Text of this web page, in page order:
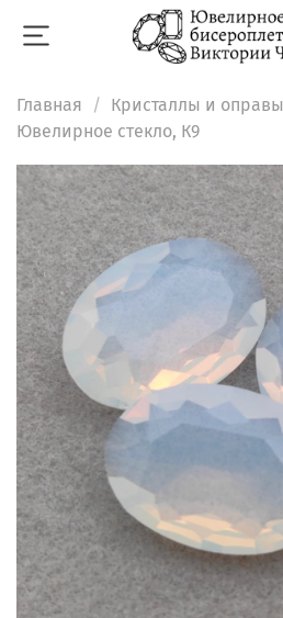
Главная
Кристаллы и оправы
Ювелирное стекло, К9